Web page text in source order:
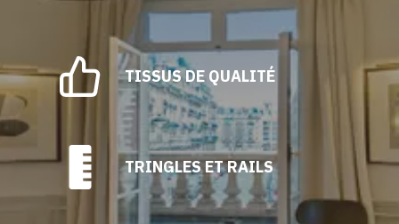
TISSUS DE QUALITÉ
TRINGLES ET RAILS